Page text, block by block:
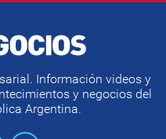
Información videos y
y negocios del
Argentina.